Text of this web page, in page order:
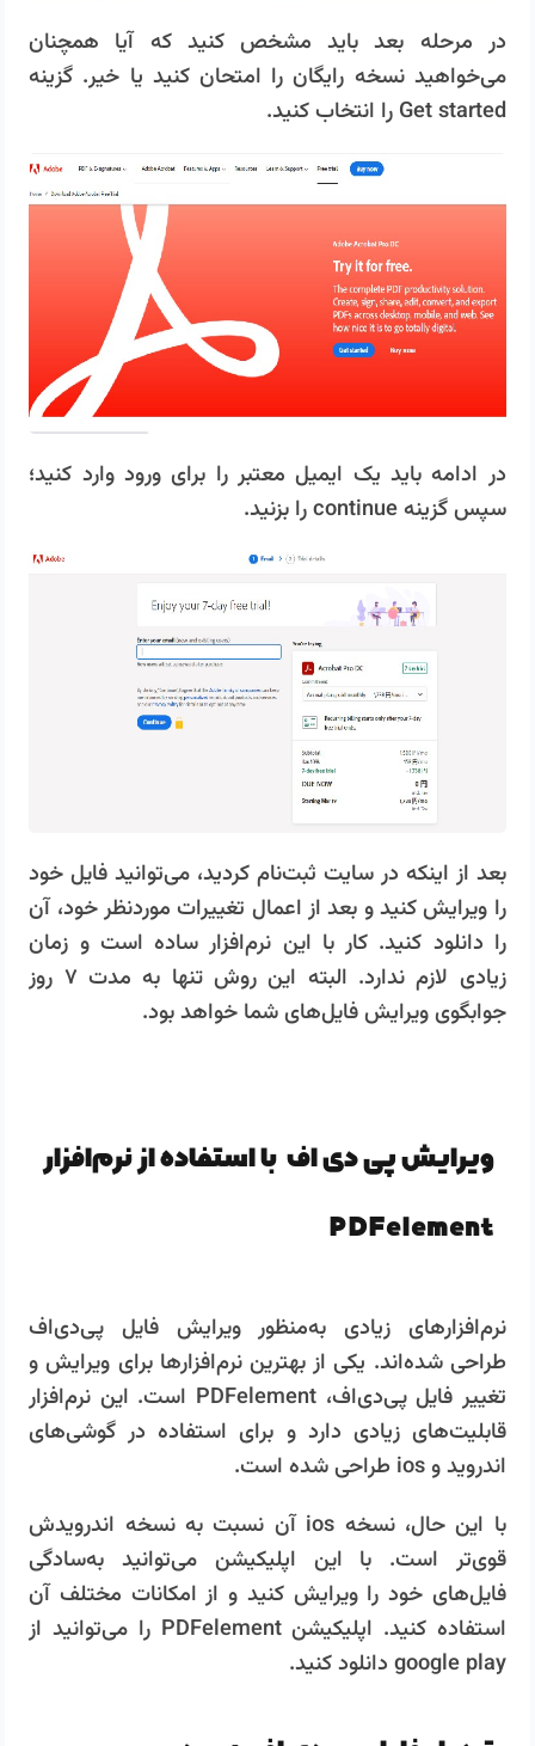
در مرحله بعد باید مشخص کنید که آیا همچنان
می‌خواهید نسخه رایگان را امتحان کنید یا خیر. گزینه
Get started را انتخاب کنید.
در ادامه باید یک ایمیل معتبر را برای ورود وارد کنید؛
سپس گزینه continue را بزنید.
بعد از اینکه در سایت ثبت‌نام کردید، می‌توانید فایل خود
را ویرایش کنید و بعد از اعمال تغییرات موردنظر خود، آن
را دانلود کنید. کار با این نرم‌افزار ساده است و زمان
زیادی لازم ندارد. البته این روش تنها به مدت ۷ روز
جوابگوی ویرایش فایل‌های شما خواهد بود.
ویرایش پی دی اف با استفاده از نرم‌افزار
PDFelement
نرم‌افزارهای زیادی به‌منظور ویرایش فایل پی‌دی‌اف
طراحی شده‌اند. یکی از بهترین نرم‌افزارها برای ویرایش و
تغییر فایل پی‌دی‌اف، PDFelement است. این نرم‌افزار
قابلیت‌های زیادی دارد و برای استفاده در گوشی‌های
اندروید و ios طراحی شده است.
با این حال، نسخه ios آن نسبت به نسخه اندرویدش
قوی‌تر است. با این اپلیکیشن می‌توانید به‌سادگی
فایل‌های خود را ویرایش کنید و از امکانات مختلف آن
استفاده کنید. اپلیکیشن PDFelement را می‌توانید از
google play دانلود کنید.